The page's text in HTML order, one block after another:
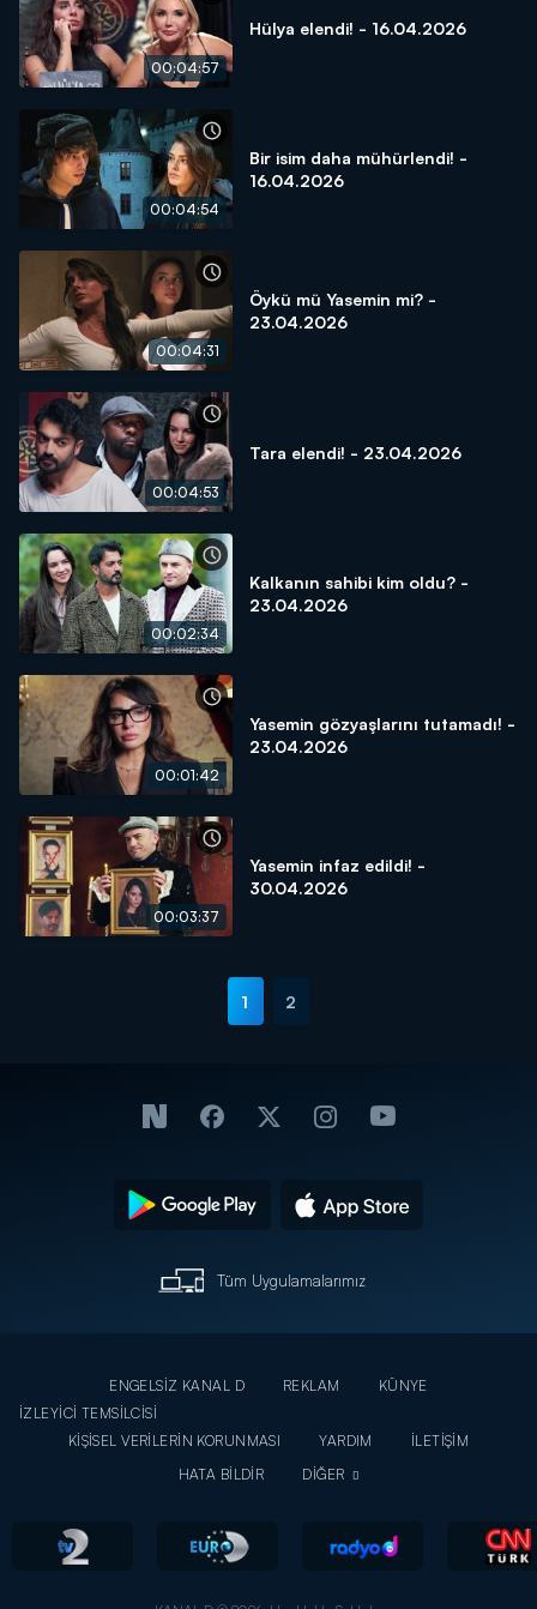
00:04:57
Hülya elendi! - 16.04.2026
00:04:54
Bir isim daha mühürlendi! -
16.04.2026
00:04:31
Öykü mü Yasemin mi? -
23.04.2026
00:04:53
Tara elendi! - 23.04.2026
00:02:34
Kalkanın sahibi kim oldu? -
23.04.2026
00:01:42
Yasemin gözyaşlarını tutamadı! -
23.04.2026
00:03:37
Yasemin infaz edildi! -
30.04.2026
1 2
Tüm Uygulamalarımız
ENGELSİZ KANAL D REKLAM
KÜNYE
İZLEYİCİ TEMSİLCİSİ
KİŞİSEL VERİLERİN KORUNMASI
YARDIM
İLETİŞİM
HATA BİLDİR
DİĞER